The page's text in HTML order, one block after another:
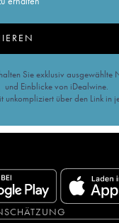
Sie exklusiv ausgewählte
und Einblicke von iDealwine.
unkompliziert über den Link in